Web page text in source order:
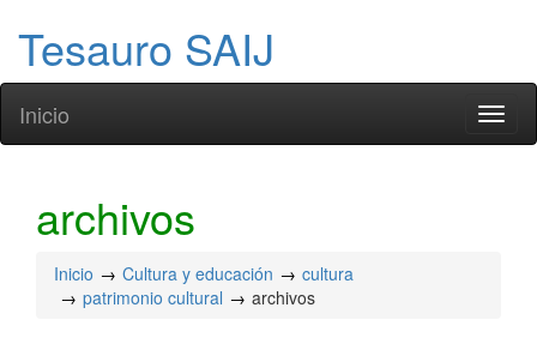
Tesauro SAIJ
Inicio
archivos
Inicio Cultura y educación
cultura
patrimonio cultural
archivos